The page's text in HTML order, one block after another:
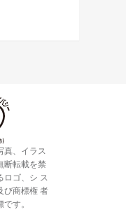
真、イラス
断転載を禁
ロゴ、シ ス
び商標権 者
す。